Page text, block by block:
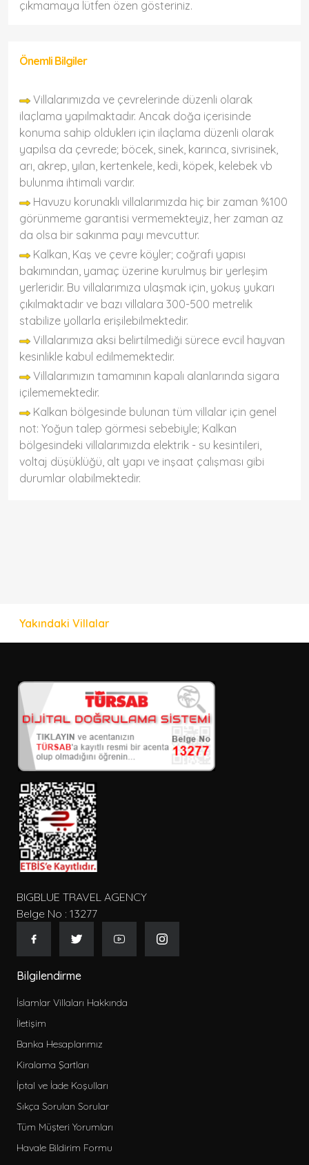
çıkmamaya lütfen özen gösteriniz.
Önemli Bilgiler
Villalarımızda ve çevrelerinde düzenli olarak
ilaçlama yapılmaktadır. Ancak doğa içerisinde
konuma sahip olduklerı için ilaçlama düzenli olarak
yapılsa da çevrede; böcek, sinek, karınca, sivrisinek,
arı, akrep, yılan, kertenkele, kedi, köpek, kelebek vb
bulunma ihtimali vardır.
Havuzu korunaklı villalarımızda hiç bir zaman %100
görünmeme garantisi vermemekteyiz, her zaman az
da olsa bir sakınma payı mevcuttur.
Kalkan, Kaş ve çevre köyler; coğrafi yapısı
bakımından, yamaç üzerine kurulmuş bir yerleşim
yerleridir. Bu villalarımıza ulaşmak için, yokuş yukarı
çıkılmaktadır ve bazı villalara 300-500 metrelik
stabilize yollarla erişilebilmektedir.
Villalarımıza aksi belirtilmediği sürece evcil hayvan
kesinlikle kabul edilmemektedir.
Villalarımızın tamamının kapalı alanlarında sigara
içilememektedir.
Kalkan bölgesinde bulunan tüm villalar için genel
not: Yoğun talep görmesi sebebiyle; Kalkan
bölgesindeki villalarımızda elektrik - su kesintileri,
voltaj düşüklüğü, alt yapı ve inşaat çalışması gibi
durumlar olabilmektedir.
Yakındaki Villalar
BIGBLUE TRAVEL AGENCY
Belge No : 13277
Bilgilendirme
İslamlar Villaları Hakkında
İletişim
Banka Hesaplarımız
Kiralama Şartları
İptal ve İade Koşulları
Sıkça Sorulan Sorular
Tüm Müşteri Yorumları
Havale Bildirim Formu